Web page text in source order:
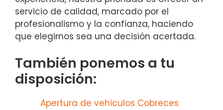
servicio de calidad, marcado por el
profesionalismo y la confianza, haciendo
que elegirnos sea una decisión acertada.
También ponemos a tu
disposición:
Apertura de vehiculos Cobreces